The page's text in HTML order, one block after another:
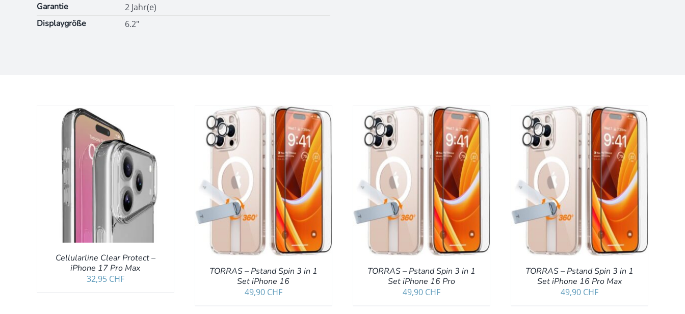
Garantie
2 Jahr(e)
Displaygröße
6.2"
Cellularline Clear Protect –
iPhone 17 Pro Max
32,95 CHF
IN DEN WARENKORB
TORRAS – Pstand Spin 3 in 1
Set iPhone 16
49,90 CHF
IN DEN WARENKORB DETAILS
TORRAS – Pstand Spin 3 in 1
Set iPhone 16 Pro
49,90 CHF
IN DEN WARENKORB DETAILS
TORRAS – Pstand Spin 3 in 1
Set iPhone 16 Pro Max
49,90 CHF